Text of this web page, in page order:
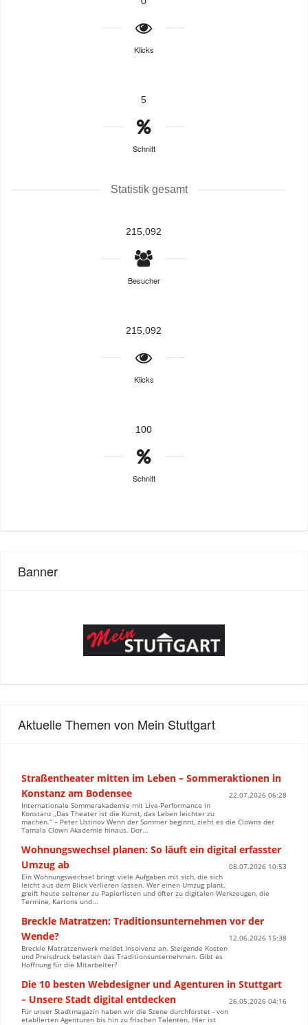
Klicks
5
Schnitt
Statistik gesamt
215,092
Besucher
215,092
Klicks
100
Schnitt
Banner
Aktuelle Themen von Mein Stuttgart
Straßentheater mitten im Leben – Sommeraktionen in
Konstanz am Bodensee
22.07.2026 06:28
Internationale Sommerakademie mit Live-Performance in
Konstanz „Das Theater ist die Kunst, das Leben leichter zu
machen.“ – Peter Ustinov Wenn der Sommer beginnt, zieht es die Clowns der
Tamala Clown Akademie hinaus. Dor...
Wohnungswechsel planen: So läuft ein digital erfasster
Umzug ab
08.07.2026 10:53
Ein Wohnungswechsel bringt viele Aufgaben mit sich, die sich
leicht aus dem Blick verlieren lassen. Wer einen Umzug plant,
greift heute seltener zu Papierlisten und öfter zu digitalen Werkzeugen, die
Termine, Kartons und...
Breckle Matratzen: Traditionsunternehmen vor der
Wende?
12.06.2026 15:38
Breckle Matratzenwerk meldet Insolvenz an. Steigende Kosten
und Preisdruck belasten das Traditionsunternehmen. Gibt es
Hoffnung für die Mitarbeiter?
Die 10 besten Webdesigner und Agenturen in Stuttgart
– Unsere Stadt digital entdecken
26.05.2026 04:16
Für unser Stadtmagazin haben wir die Szene durchforstet - von
etablierten Agenturen bis hin zu frischen Talenten. Hier ist